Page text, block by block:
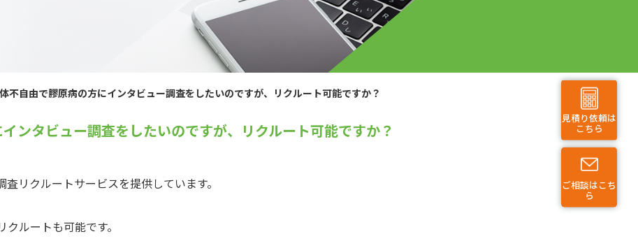
見積り依頼は
こちら
ご相談はこち
ら
不自由で膠原病の方にインタビュー調査をしたいのですが、リクルート可能ですか？
ンタビュー調査をしたいのですが、リクルート可能ですか？
リクルートサービスを提供しています。
ルートも可能です。